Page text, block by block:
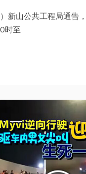
）新山公共工程局通告
时至